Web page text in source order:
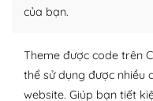
WordPress đa dạng
– Dễ sử dụng
Với mọi Hosting bất kỳ
của bạn.
Theme được code trên
thể sử dụng được nhiều
website. Giúp bạn tiết